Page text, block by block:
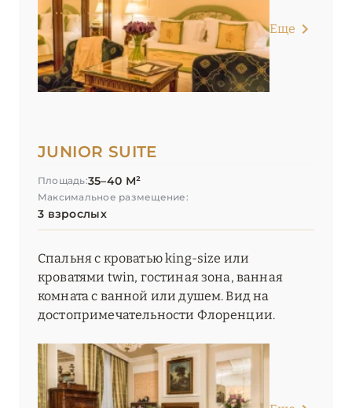
Еще
JUNIOR SUITE
Площадь:35–40 М²
Максимальное размещение:
3 взрослых
Спальня с кроватью king-size или
кроватями twin, гостиная зона, ванная
комната с ванной или душем. Вид на
достопримечательности Флоренции.